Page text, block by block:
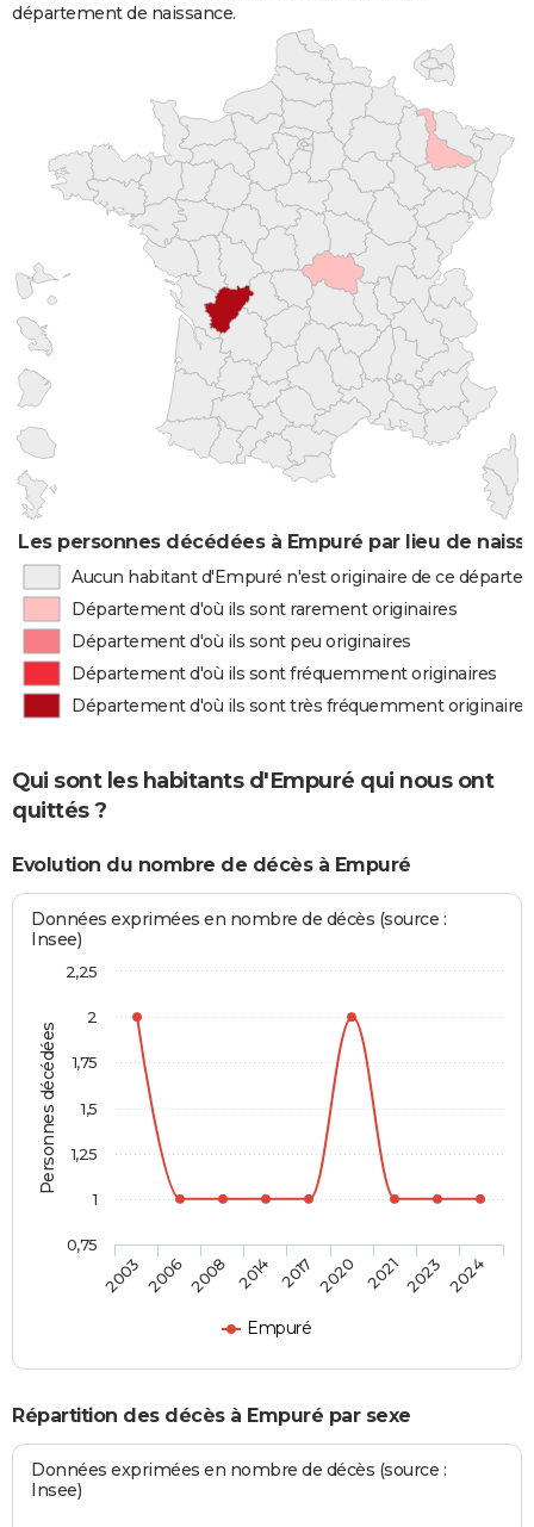
département de naissance.
Les personnes décédées à Empuré par lieu de
Aucun habitant d'Empuré n'est originaire de ce
Département d'où ils sont rarement originaires
Département d'où ils sont peu originaires
Département d'où ils sont fréquemment originaires
Département d'où ils sont très fréquemment originaires
Qui sont les habitants d'Empuré qui nous ont
quittés ?
Evolution du nombre de décès à Empuré
Personnes décédées
Données exprimées en nombre de décès (source :
Insee)
Empuré
2003 20062008 2014 2017 2020 20212023 2024
0,75
1
1,25
1,5
1,75
2
2,25
Répartition des décès à Empuré par sexe
Données exprimées en nombre de décès (source :
Insee)